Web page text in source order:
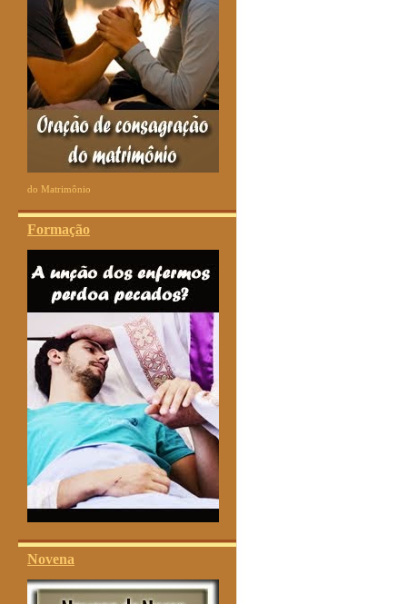
do Matrimônio
Formação
Novena